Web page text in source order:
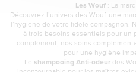
Les Wouf: La
Découvrez l’univers des Wouf, une
l’hygiène de votre fidèle compagnon.
à trois besoins essentiels pour un
complément, nos soins
pour une hygiène
Le shampooing Anti-odeurdes